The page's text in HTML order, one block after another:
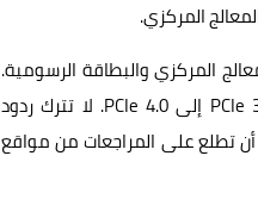
المركزي والبطاقة الرسومية.
فحتى وإن كان كارت الشاشة بمعيار PCIe 4.0، فلن تشعر بأي اختلاف عند ترقية اللوحة الأم من PCIe 3.0 إلى PCIe 4.0. لا تترك ردود
تطلع على المراجعات من مواقع